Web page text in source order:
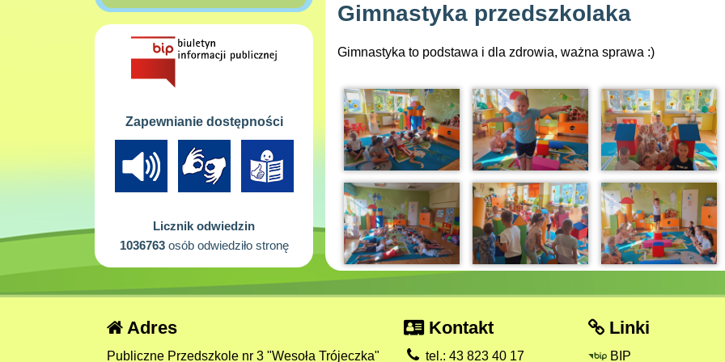
Gimnastyka przedszkolaka
Gimnastyka to podstawa i dla zdrowia, ważna sprawa :)
Zapewnianie dostępności
Licznik odwiedzin
1036763osób odwiedziło stronę
Adres
Publiczne Przedszkole nr 3 "Wesoła Trójeczka"
Kontakt
tel.: 43 823 40 17
Linki
BIP